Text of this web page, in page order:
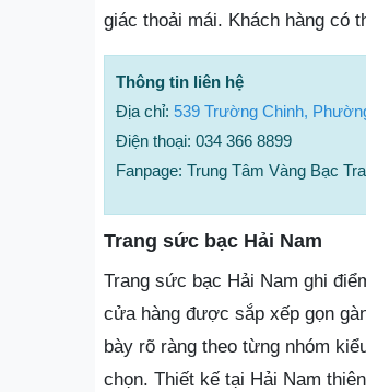
giác thoải mái. Khách hàng có
Thông tin liên hệ
Địa chỉ: 539 Trường Chinh,
Điện thoại: 034 366 8899
Fanpage: Trung Tâm Vàng Bạc
Trang sức bạc Hải Nam
Trang sức bạc Hải Nam ghi
cửa hàng được sắp xếp gọn
bày rõ ràng theo từng nhóm
chọn. Thiết kế tại Hải Nam